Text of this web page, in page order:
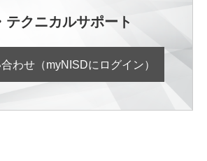
テクニカルサポート
わせ（myNISDにログイン）